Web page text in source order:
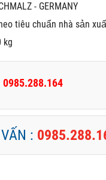
- GERMANY
tiêu chuẩn nhà sản
kg
0985.288.164
: